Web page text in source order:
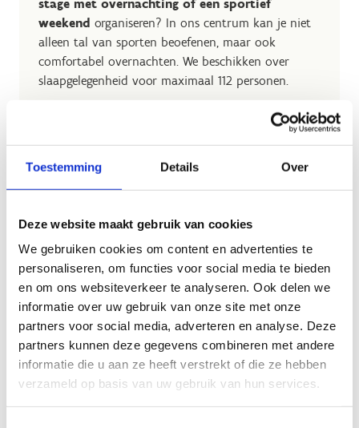
Toestemming Details Over
Deze website maakt gebruik van cookies
We gebruiken cookies om content en advertenties te
personaliseren, om functies voor social media te bieden
en om ons websiteverkeer te analyseren. Ook delen we
informatie over uw gebruik van onze site met onze
partners voor social media, adverteren en analyse. Deze
partners kunnen deze gegevens combineren met andere
informatie die u aan ze heeft verstrekt of die ze hebben
verzameld op basis van uw gebruik van hun services.
stage met overnachting of een sportief
weekend organiseren? In ons centrum kan je niet
alleen tal van sporten beoefenen, maar ook
comfortabel overnachten. We beschikken over
slaapgelegenheid voor maximaal 112 personen.
Samen bekijken we graag de sportmogelijkheden
binnen ons centrum en stellen we een programma
op maat samen dat perfect aansluit bij jouw
wensen.
Ontdek ons sportverblijf